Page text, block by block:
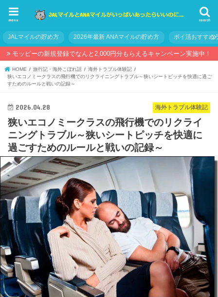
search
menu
JALマイルの貯め方 2026年最新 ANAマイルの貯め方 ポイ活おすすめ
モッピーの新規登録でなんと2,000円分もらえるキャンペーン実施中！
HOME 旅行記・海外こぼれ話
海外トラブル体験記
狭いエコノミークラスの飛行機でのリクライニングトラブル～狭いシートピッチを快適に過ご
すためのルールと戦いの記録～
海外トラブル体験記
2026.04.28
狭いエコノミークラスの飛行機でのリクライ
ニングトラブル～狭いシートピッチを快適に
過ごすためのルールと戦いの記録～